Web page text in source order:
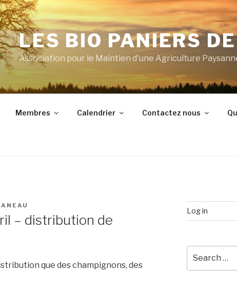
LES BIO PANIERS
Association pour le Maintien d'une Agriculture
Membres Calendrier Contactez nous
– distribution de
que des champignons, des
Log in
for: